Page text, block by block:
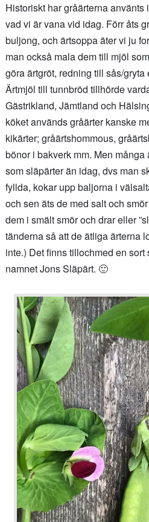
Historiskt har gråärterna använts
vad vi är vana vid idag. Förr åts
buljong, och ärtsoppa äter vi ju
man också mala dem till mjöl
göra ärtgröt, redning till sås/
Ärtmjöl till tunnbröd tillhörde
Gästrikland, Jämtland och
köket används gråärter kanske
kikärter; gråärtshommous,
bönor i bakverk mm. Men många
som släpärter än idag, dvs man
fyllda, kokar upp baljorna i
och sen äts de med salt och
dem i smält smör och drar eller
tänderna så att de ätliga ärterna
inte.) Det finns tillochmed en sort
namnet Jons Släpärt. 🙂